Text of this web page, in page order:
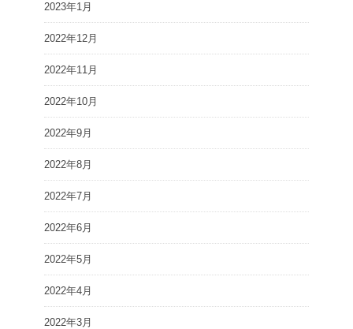
2023年1月
2022年12月
2022年11月
2022年10月
2022年9月
2022年8月
2022年7月
2022年6月
2022年5月
2022年4月
2022年3月